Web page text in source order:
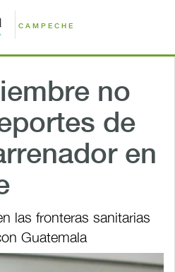
CAMPECHE
no
de
en
las fronteras sanitarias
Guatemala